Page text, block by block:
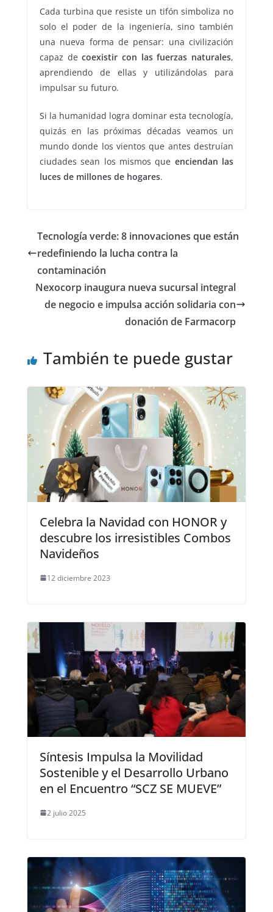
Cada turbina que resiste un tifón simboliza no
solo el poder de la ingeniería, sino también
una nueva forma de pensar: una civilización
capaz decoexistir con las fuerzas naturales,
aprendiendo de ellas y utilizándolas para
impulsar su futuro.
Si la humanidad logra dominar esta tecnología,
quizás en las próximas décadas veamos un
mundo donde los vientos que antes destruían
ciudades sean los mismos que enciendan las
luces de millones de hogares.
Tecnología verde: 8 innovaciones que están
redefiniendo la lucha contra la
contaminación
Nexocorp inaugura nueva sucursal integral
de negocio e impulsa acción solidaria con
donación de Farmacorp
También te puede gustar
Celebra la Navidad con HONOR y
descubre los irresistibles Combos
Navideños
12 diciembre 2023
Síntesis Impulsa la Movilidad
Sostenible y el Desarrollo Urbano
en el Encuentro “SCZ SE MUEVE”
2 julio 2025